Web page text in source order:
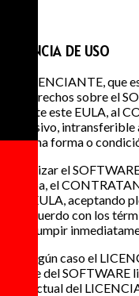
LICENCIA DE USO
El LICENCIANTE, que
los derechos sobre el
vigente este EULA, al
exclusivo,
ninguna forma o
Al utilizar el
prueba, el
este EULA, aceptando
desacuerdo con los
interrumpir
En ningún caso el
fuente del SOFTWARE
intelectual del